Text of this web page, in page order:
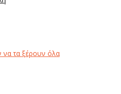
να τα ξέρουν όλα